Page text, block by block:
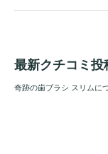
最新クチコミ投
奇跡の歯ブラシ スリムに